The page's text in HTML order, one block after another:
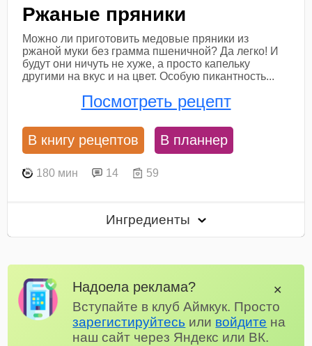
Ржаные пряники
Можно ли приготовить медовые пряники из
ржаной муки без грамма пшеничной? Да легко! И
будут они ничуть не хуже, а просто капельку
другими на вкус и на цвет. Особую пикантность...
Посмотреть рецепт
В книгу рецептов В планнер
180 мин 14 59
Ингредиенты
Надоела реклама?
Вступайте в клуб Аймкук. Просто
зарегистируйтесь или войдите на
наш сайт через Яндекс или ВК.
✕